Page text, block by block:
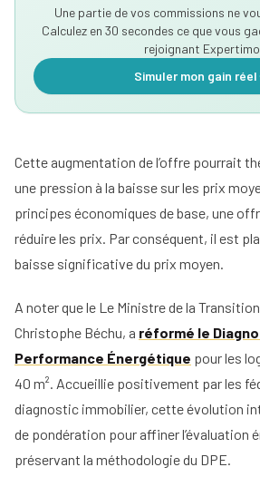
Une partie de vos commissions ne
Calculez en 30 secondes ce que vous
rejoignant
Simuler mon gain réel
Cette augmentation de l’offre pourrait
une pression à la baisse sur les prix
principes économiques de base, une
réduire les prix. Par conséquent, il est
baisse significative du prix moyen.
A noter que le Le Ministre de la
Christophe Béchu, a réformé le
Performance Énergétique pour les
40 m². Accueillie positivement par les
diagnostic immobilier, cette évolution
de pondération pour affiner l’évaluation
préservant la méthodologie du DPE.